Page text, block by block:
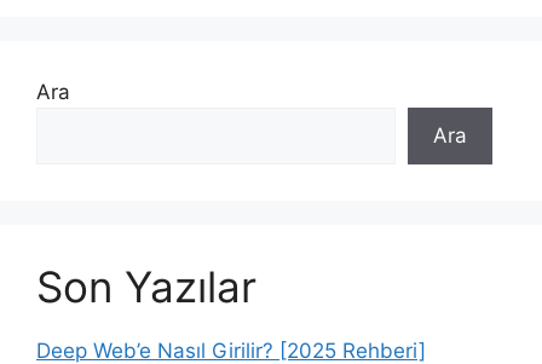
Ara
Ara
Son Yazılar
Deep Web’e Nasıl Girilir? [2025 Rehberi]